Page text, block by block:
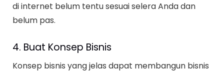
di internet belum tentu sesuai selera Anda dan
belum pas.
4. Buat Konsep Bisnis
Konsep bisnis yang jelas dapat membangun bisnis